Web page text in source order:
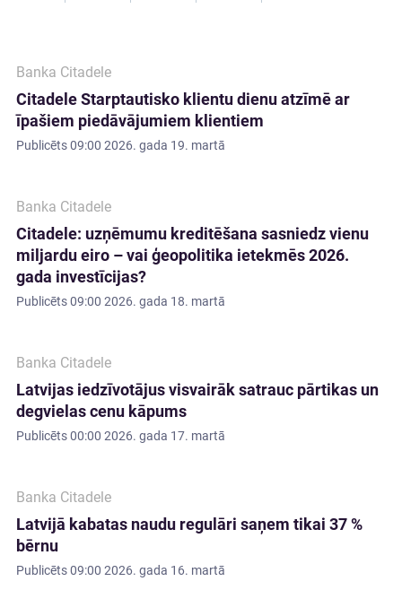
Banka Citadele
Citadele Starptautisko klientu dienu atzīmē ar
īpašiem piedāvājumiem klientiem
Publicēts09:00 2026. gada 19. martā
Banka Citadele
Citadele: uzņēmumu kreditēšana sasniedz vienu
miljardu eiro – vai ģeopolitika ietekmēs 2026.
gada investīcijas?
Publicēts09:00 2026. gada 18. martā
Banka Citadele
Latvijas iedzīvotājus visvairāk satrauc pārtikas un
degvielas cenu kāpums
Publicēts00:00 2026. gada 17. martā
Banka Citadele
Latvijā kabatas naudu regulāri saņem tikai 37 %
bērnu
Publicēts09:00 2026. gada 16. martā